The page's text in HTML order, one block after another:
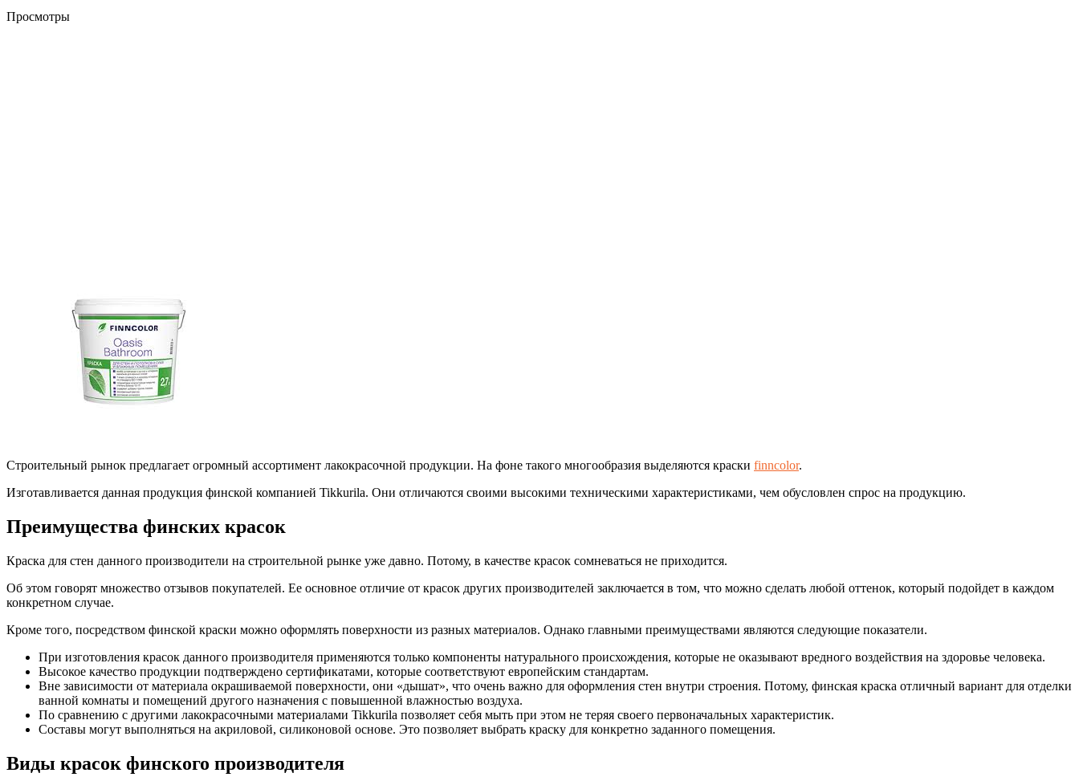
Просмотры
Строительный рынок предлагает огромный ассортимент лакокрасочной продукции. На фоне такого многообразия выделяются краски finncolor.
Изготавливается данная продукция финской компанией Tikkurila. Они отличаются своими высокими техническими характеристиками, чем обусловлен спрос на продукцию.
Преимущества финских красок
Краска для стен данного производители на строительной рынке уже давно. Потому, в качестве красок сомневаться не приходится.
Об этом говорят множество отзывов покупателей. Ее основное отличие от красок других производителей заключается в том, что можно сделать любой оттенок, который подойдет в каждом
конкретном случае.
Кроме того, посредством финской краски можно оформлять поверхности из разных материалов. Однако главными преимуществами являются следующие показатели.
При изготовления красок данного производителя применяются только компоненты натурального происхождения, которые не оказывают вредного воздействия на здоровье человека.
Высокое качество продукции подтверждено сертификатами, которые соответствуют европейским стандартам.
Вне зависимости от материала окрашиваемой поверхности, они «дышат», что очень важно для оформления стен внутри строения. Потому, финская краска отличный вариант для отделки
ванной комнаты и помещений другого назначения с повышенной влажностью воздуха.
По сравнению с другими лакокрасочными материалами Tikkurila позволяет себя мыть при этом не теряя своего первоначальных характеристик.
Составы могут выполняться на акриловой, силиконовой основе. Это позволяет выбрать краску для конкретно заданного помещения.
Виды красок финского производителя